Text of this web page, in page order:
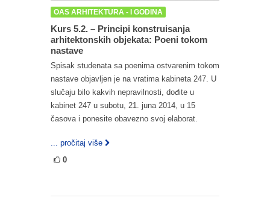
OAS ARHITEKTURA - I GODINA
Kurs 5.2. – Principi konstruisanja
arhitektonskih objekata: Poeni tokom
nastave
Spisak studenata sa poenima ostvarenim tokom
nastave objavljen je na vratima kabineta 247. U
slučaju bilo kakvih nepravilnosti, dođite u
kabinet 247 u subotu, 21. juna 2014, u 15
časova i ponesite obavezno svoj elaborat.
... pročitaj više
0